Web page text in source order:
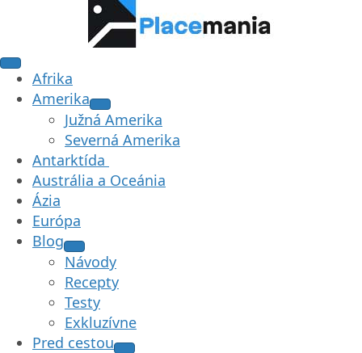
Afrika
Amerika
Južná Amerika
Severná Amerika
Antarktída
Austrália a Oceánia
Ázia
Európa
Blog
Návody
Recepty
Testy
Exkluzívne
Pred cestou